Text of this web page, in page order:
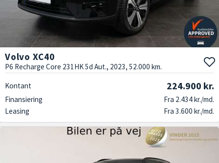
Volvo XC40
P6 Recharge Core 231HK 5d Aut., 2023, 52.000 km.
Kontant 224.900 kr.
Finansiering
Fra 2.434 kr./md.
Leasing
Fra 3.600 kr./md.